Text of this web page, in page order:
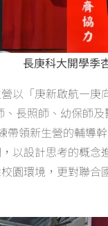
長庚科大開學季
以「庚新啟航—庚
、長照師、幼保師
帶領新生營的輔導
以設計思考的概
園環境，更對聯合